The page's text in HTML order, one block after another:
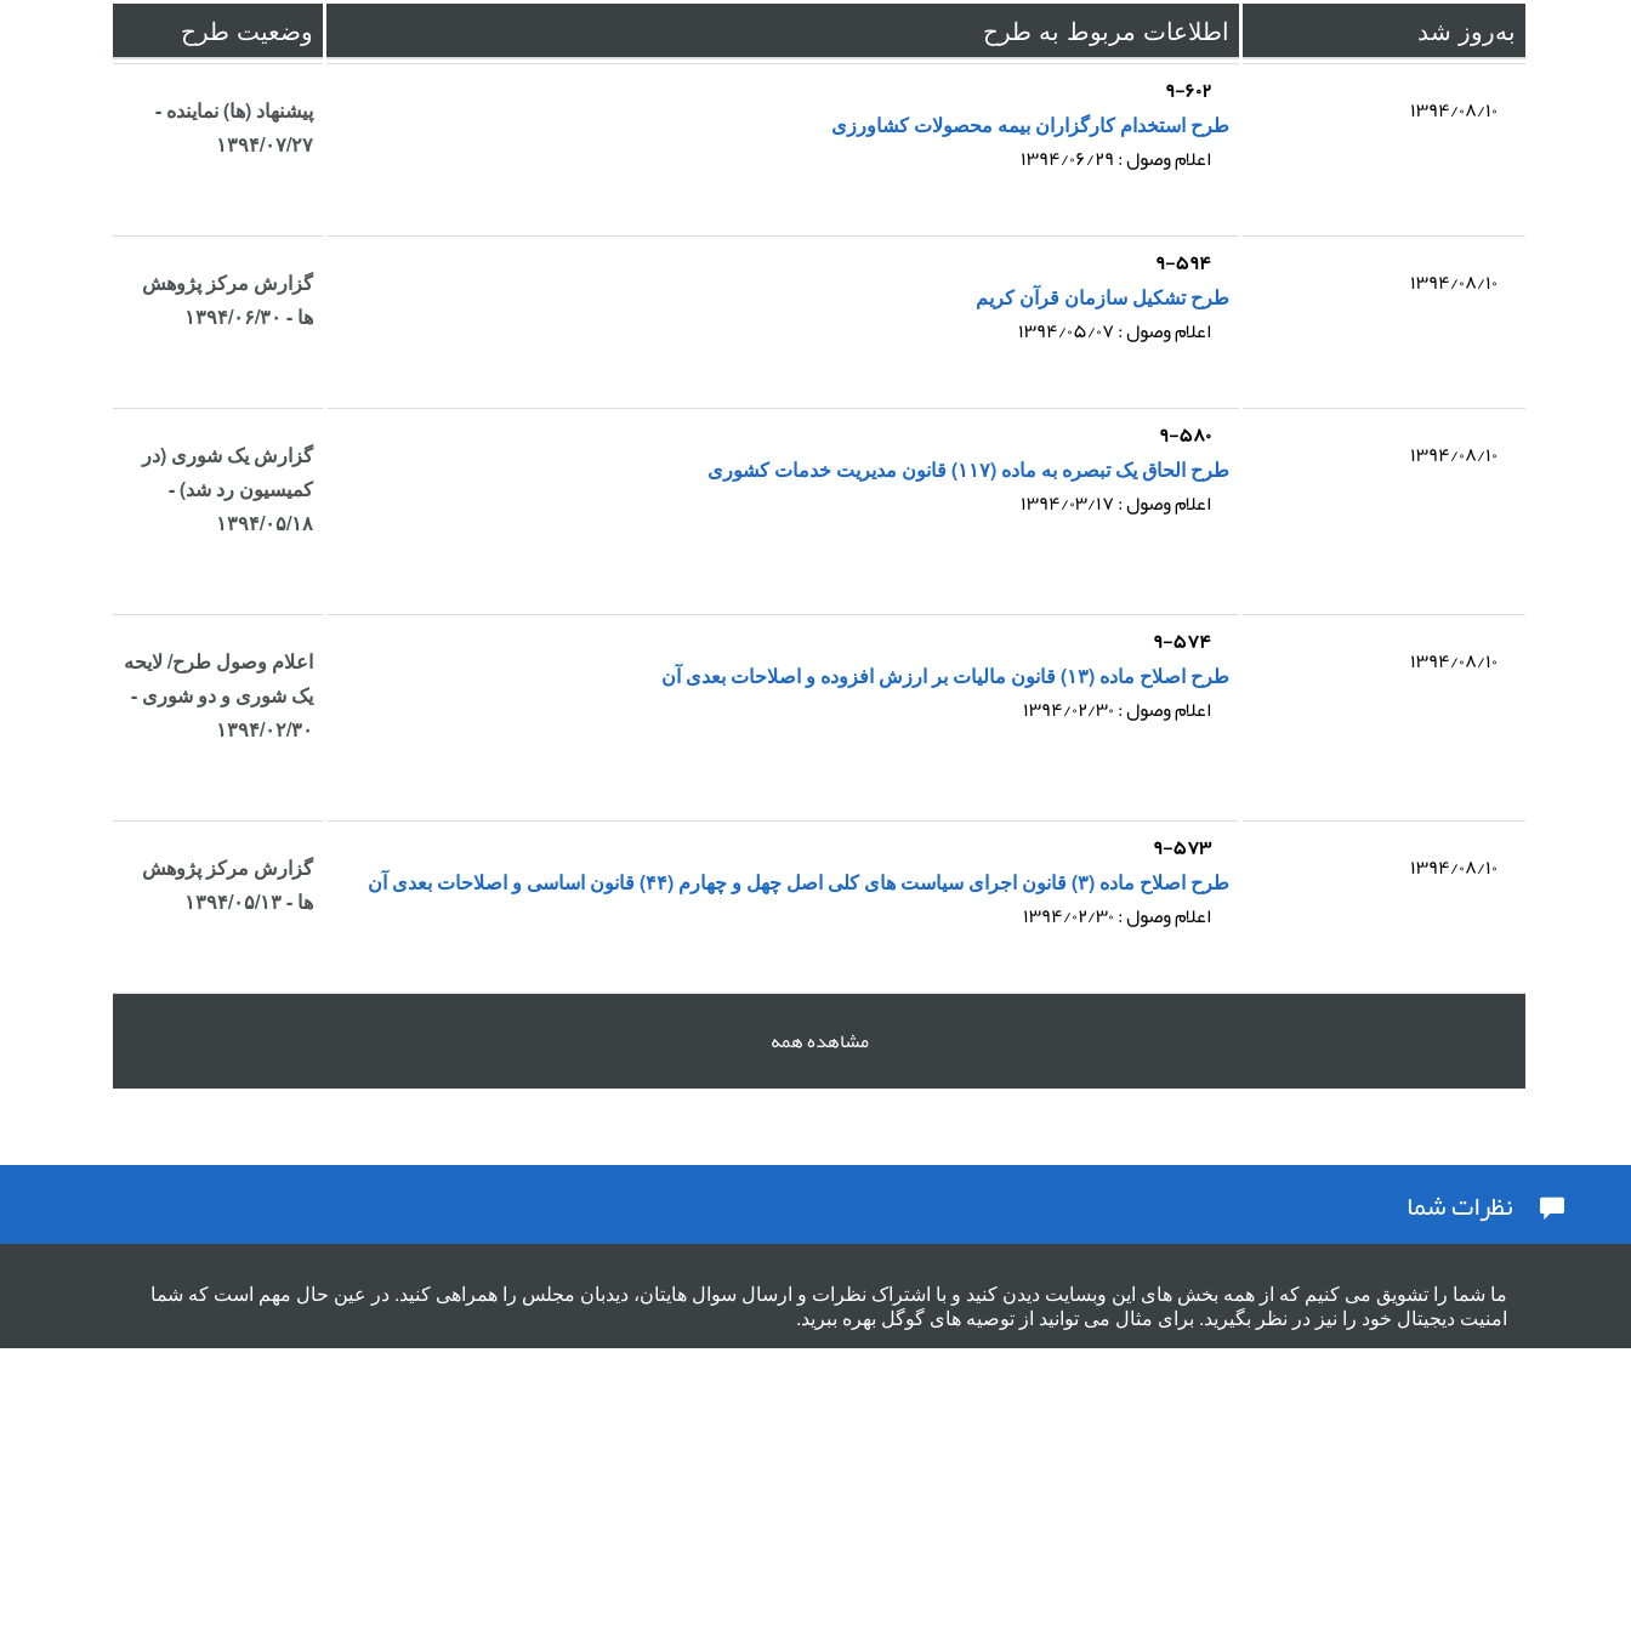
به‌روز شد اطلاعات مربوط به طرح وضعیت طرح
مشاهده همه
۱۳۹۴/۰۸/۱۰ ۹-۶۰۲
طرح استخدام کارگزاران بیمه محصولات کشاورزی
اعلام وصول : ۱۳۹۴/۰۶/۲۹
پیشنهاد (ها) نماینده -
۱۳۹۴/۰۷/۲۷
۱۳۹۴/۰۸/۱۰ ۹-۵۹۴
طرح تشکیل سازمان قرآن کریم
اعلام وصول : ۱۳۹۴/۰۵/۰۷
گزارش مرکز پژوهش
ها - ۱۳۹۴/۰۶/۳۰
۱۳۹۴/۰۸/۱۰ ۹-۵۸۰
طرح الحاق یک تبصره به ماده (۱۱۷) قانون مدیریت خدمات کشوری
اعلام وصول : ۱۳۹۴/۰۳/۱۷
گزارش یک شوری (در
کمیسیون رد شد) -
۱۳۹۴/۰۵/۱۸
۱۳۹۴/۰۸/۱۰ ۹-۵۷۴
طرح اصلاح ماده (۱۳) قانون مالیات بر ارزش افزوده و اصلاحات بعدی آن
اعلام وصول : ۱۳۹۴/۰۲/۳۰
اعلام وصول طرح/ لایحه
یک شوری و دو شوری -
۱۳۹۴/۰۲/۳۰
۱۳۹۴/۰۸/۱۰ ۹-۵۷۳
طرح اصلاح ماده (۳) قانون اجرای سیاست های کلی اصل چهل و چهارم (۴۴) قانون اساسی و اصلاحات بعدی آن
اعلام وصول : ۱۳۹۴/۰۲/۳۰
گزارش مرکز پژوهش
ها - ۱۳۹۴/۰۵/۱۳
نظرات شما
ما شما را تشویق می کنیم که از همه بخش های این وبسایت دیدن کنید و با اشتراک نظرات و ارسال سوال هایتان، دیدبان مجلس را همراهی کنید. در عین حال مهم است که شما
امنیت دیجیتال خود را نیز در نظر بگیرید. برای مثال می توانید از توصیه های گوگل بهره ببرید.